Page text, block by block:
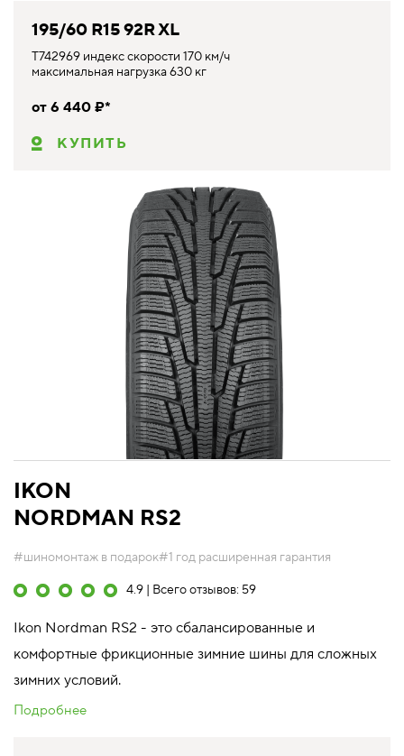
195/60 R15 92R XL
T742969 индекс скорости 170 км/ч
максимальная нагрузка 630 кг
от 6 440 ₽*
КУПИТЬ
IKON
NORDMAN RS2
#шиномонтаж в подарок#1 год расширенная гарантия
4.9 | Всего отзывов: 59
Ikon Nordman RS2 - это сбалансированные и
комфортные фрикционные зимние шины для сложных
зимних условий.
Подробнее